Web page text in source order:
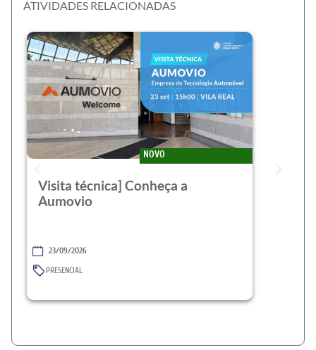
ATIVIDADES RELACIONADAS
NOVO
Visita técnica] Conheça a
Aumovio
23/09/2026
PRESENCIAL